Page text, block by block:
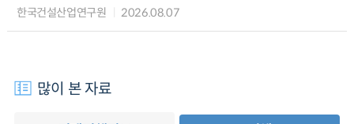
한국건설산업연구원 2026.08.07
많이 본 자료